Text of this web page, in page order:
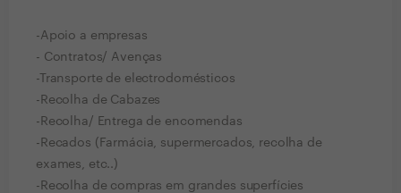
-Apoio a empresas
- Contratos/ Avenças
-Transporte de electrodomésticos
-Recolha de Cabazes
-Recolha/ Entrega de encomendas
-Recados (Farmácia, supermercados, recolha de
exames, etc..)
-Recolha de compras em grandes superfícies